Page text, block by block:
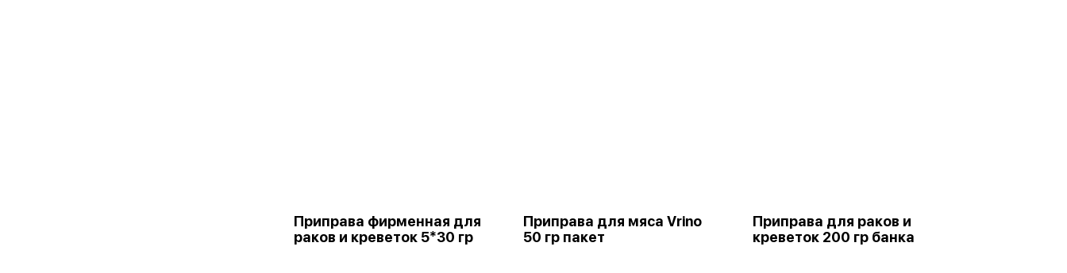
Приправа фирменная для
раков и креветок 5*30 гр
Приправа для мяса Vrino
50 гр пакет
Приправа для раков и
креветок 200 гр банка